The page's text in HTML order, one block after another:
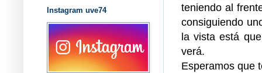
teniendo al
consiguiendo
la vista está
verá.
Esperamos que
Instagram uve74